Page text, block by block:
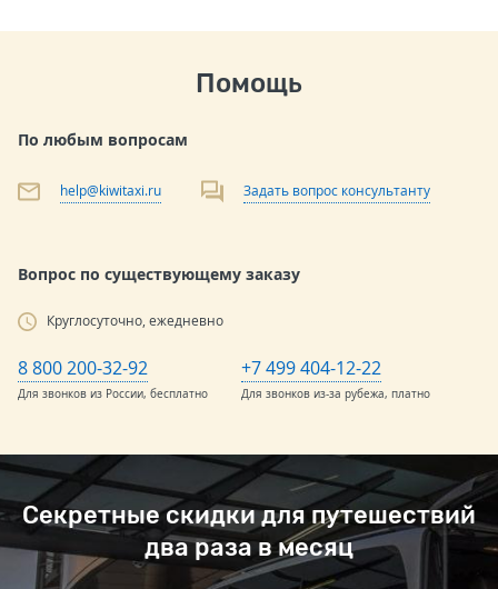
Помощь
По любым вопросам
help@kiwitaxi.ru Задать вопрос консультанту
Вопрос по существующему заказу
Круглосуточно, ежедневно
8 800 200-32-92
Для звонков из России, бесплатно
+7 499 404-12-22
Для звонков из-за рубежа, платно
Секретные скидки для путешествий
два раза в месяц